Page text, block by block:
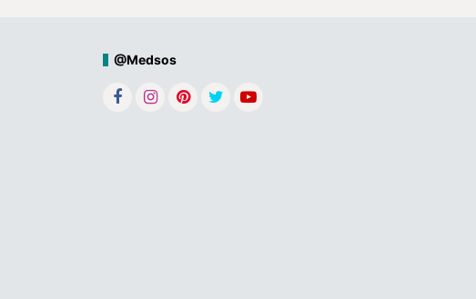
@Medsos